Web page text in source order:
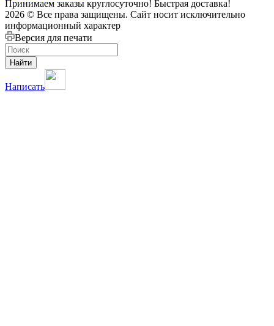
Принимаем заказы круглосуточно! Быстрая доставка!
2026 © Все права защищены. Сайт носит исключительно
информационный характер
Версия для печати
Найти
Написать